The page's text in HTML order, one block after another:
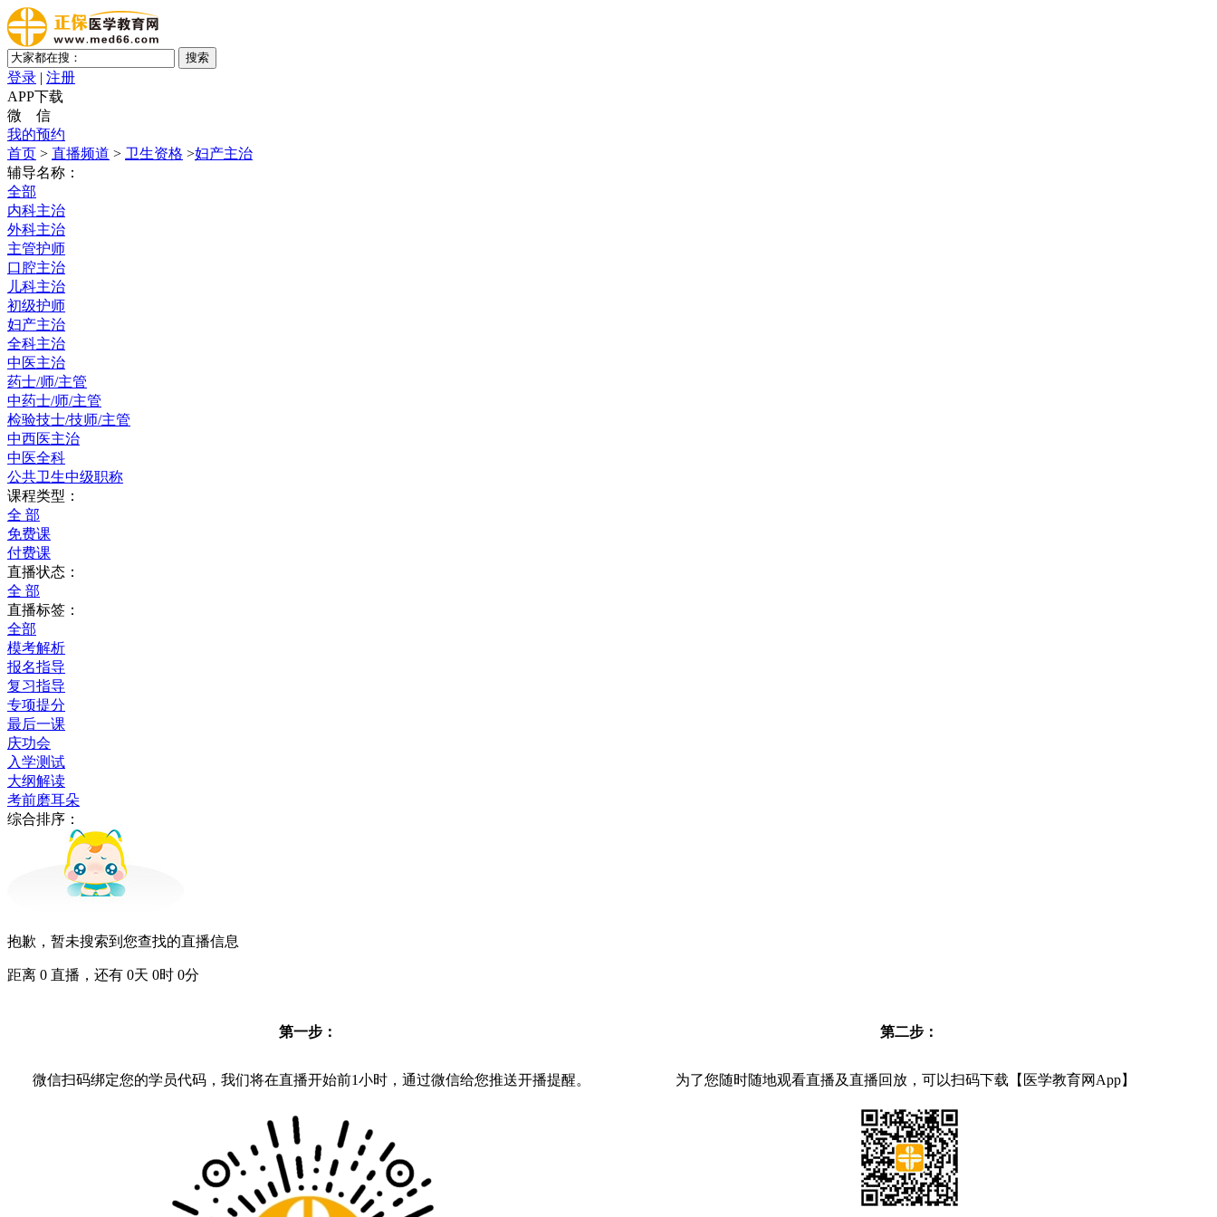
登录 | 注册
APP下载
微 信
我的预约
首页 > 直播频道 > 卫生资格 >妇产主治
辅导名称：
全部
内科主治
外科主治
主管护师
口腔主治
儿科主治
初级护师
妇产主治
全科主治
中医主治
药士/师/主管
中药士/师/主管
检验技士/技师/主管
中西医主治
中医全科
公共卫生中级职称
课程类型：
全 部
免费课
付费课
直播状态：
全 部
直播标签：
全部
模考解析
报名指导
复习指导
专项提分
最后一课
庆功会
入学测试
大纲解读
考前磨耳朵
综合排序：
抱歉，暂未搜索到您查找的直播信息
距离 0 直播，还有 0天 0时 0分
第一步：
微信扫码绑定您的学员代码，我们将在直播开始前1小时，通过微信给您推送开播提醒。
第二步：
为了您随时随地观看直播及直播回放，可以扫码下载【医学教育网App】